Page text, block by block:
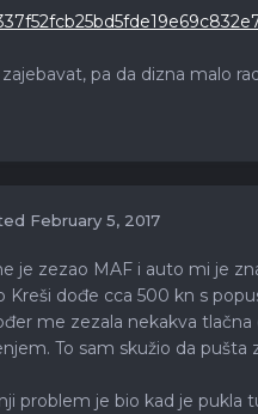
pa da dizna malo
February 5, 2017
je zezao MAF i auto mi je
Kreši dođe cca 500 kn s
me zezala nekakva
To sam skužio da
problem je bio kad je pukla